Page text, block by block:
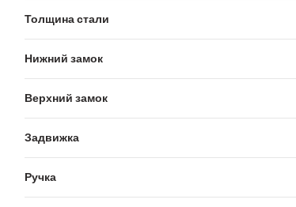
Толщина стали
Нижний замок
Верхний замок
Задвижка
Ручка